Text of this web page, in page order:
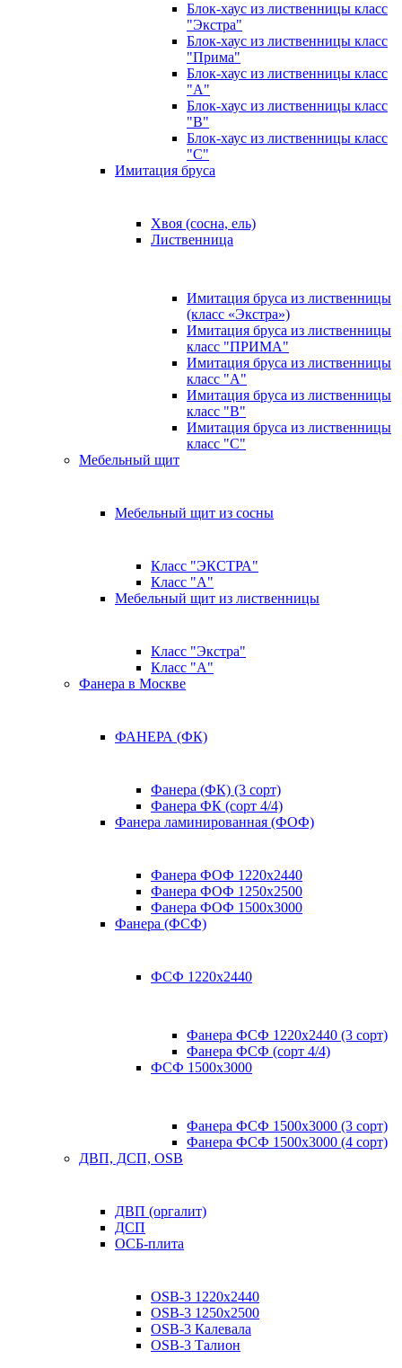
Блок-хаус из лиственницы класс
"Экстра"
Блок-хаус из лиственницы класс
"Прима"
Блок-хаус из лиственницы класс
"А"
Блок-хаус из лиственницы класс
"B"
Блок-хаус из лиственницы класс
"C"
Имитация бруса
Хвоя (сосна, ель)
Лиственница
Имитация бруса из лиственницы
(класс «Экстра»)
Имитация бруса из лиственницы
класс "ПРИМА"
Имитация бруса из лиственницы
класс "А"
Имитация бруса из лиственницы
класс "B"
Имитация бруса из лиственницы
класс "C"
Мебельный щит
Мебельный щит из сосны
Класс "ЭКСТРА"
Класс "А"
Мебельный щит из лиственницы
Класс "Экстра"
Класс "А"
Фанера в Москве
ФАНЕРА (ФК)
Фанера (ФК) (3 сорт)
Фанера ФК (сорт 4/4)
Фанера ламинированная (ФОФ)
Фанера ФОФ 1220x2440
Фанера ФОФ 1250x2500
Фанера ФОФ 1500x3000
Фанера (ФСФ)
ФСФ 1220х2440
Фанера ФСФ 1220х2440 (3 сорт)
Фанера ФСФ (сорт 4/4)
ФСФ 1500х3000
Фанера ФСФ 1500х3000 (3 сорт)
Фанера ФСФ 1500х3000 (4 сорт)
ДВП, ДСП, OSB
ДВП (оргалит)
ДСП
ОСБ-плита
OSB-3 1220х2440
OSB-3 1250х2500
OSB-3 Калевала
OSB-3 Талион